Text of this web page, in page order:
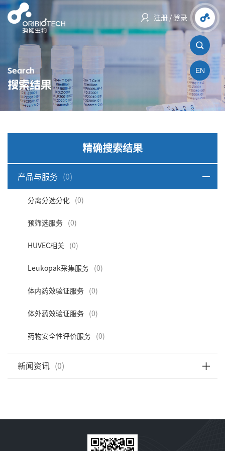
注册 / 登录
EN
Search
搜索结果
精确搜索结果
产品与服务 (0)
分离分选分化 (0)
预筛选服务 (0)
HUVEC相关 (0)
Leukopak采集服务 (0)
体内药效验证服务 (0)
体外药效验证服务 (0)
药物安全性评价服务 (0)
新闻资讯 (0)